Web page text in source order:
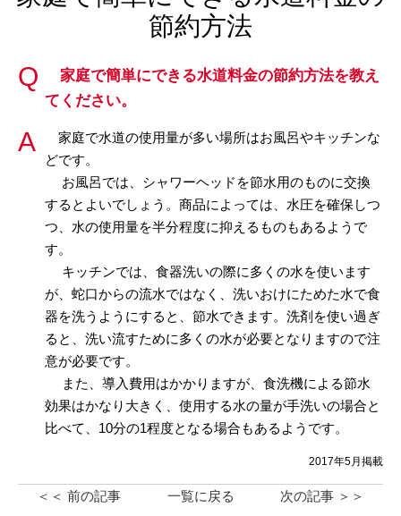
節約方法
家庭で簡単にできる水道料金の節約方法を教え
てください。
家庭で水道の使用量が多い場所はお風呂やキッチンな
どです。
お風呂では、シャワーヘッドを節水用のものに交換
するとよいでしょう。商品によっては、水圧を確保しつ
つ、水の使用量を半分程度に抑えるものもあるようで
す。
キッチンでは、食器洗いの際に多くの水を使います
が、蛇口からの流水ではなく、洗いおけにためた水で食
器を洗うようにすると、節水できます。洗剤を使い過ぎ
ると、洗い流すために多くの水が必要となりますので注
意が必要です。
また、導入費用はかかりますが、食洗機による節水
効果はかなり大きく、使用する水の量が手洗いの場合と
比べて、10分の1程度となる場合もあるようです。
2017年5月掲載
＜＜ 前の記事 一覧に戻る 次の記事 ＞＞